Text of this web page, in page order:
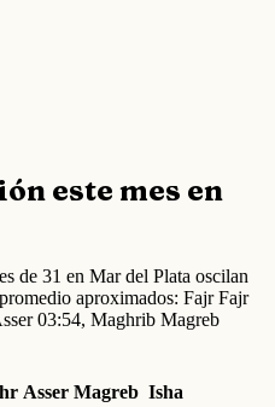
este mes en
de 31 en Mar del Plata oscilan
aproximados: Fajr Fajr
03:54, Maghrib Magreb
Asser Magreb Isha